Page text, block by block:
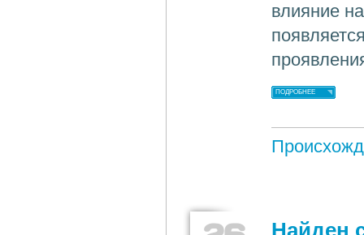
влияние
ПОДРОБНЕЕ
Найден